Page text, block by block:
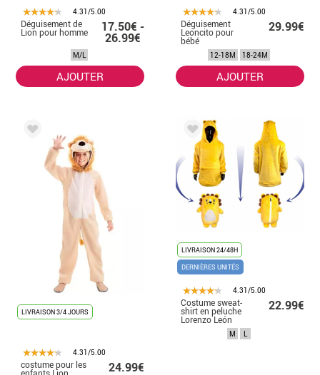
4.31/5.00
Déguisement de
Lion pour homme 17.50€ -
26.99€
M/L
AJOUTER
4.31/5.00
Déguisement
Leoncito pour
bébé
29.99€
12-18M 18-24M
AJOUTER
LIVRAISON 3/4 JOURS
4.31/5.00
costume pour les
enfants Lion 24.99€
LIVRAISON 24/48H
DERNIÈRES UNITÉS
4.31/5.00
Costume sweat-
shirt en peluche
Lorenzo León
pour adultes
22.99€
M L